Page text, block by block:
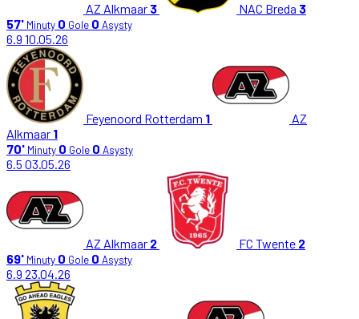
AZ Alkmaar 3 NAC Breda 3
57' Minuty 0 Gole 0 Asysty
6.9 10.05.26
Feyenoord Rotterdam 1
AZ
Alkmaar 1
70' Minuty 0 Gole 0 Asysty
6.5 03.05.26
AZ Alkmaar 2 FC Twente 2
69' Minuty 0 Gole 0 Asysty
6.9 23.04.26